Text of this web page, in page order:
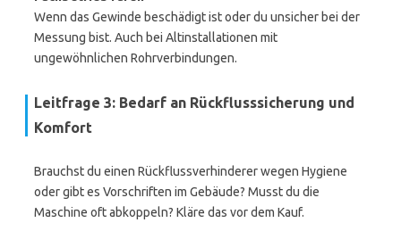
Wenn das Gewinde beschädigt ist oder du unsicher bei der
Messung bist. Auch bei Altinstallationen mit
ungewöhnlichen Rohrverbindungen.
Leitfrage 3: Bedarf an Rückflusssicherung und
Komfort
Brauchst du einen Rückflussverhinderer wegen Hygiene
oder gibt es Vorschriften im Gebäude? Musst du die
Maschine oft abkoppeln? Kläre das vor dem Kauf.